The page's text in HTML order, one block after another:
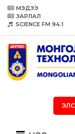
МЭДЭЭ
ЗАРЛАЛ
SCIENCE FM 94.1